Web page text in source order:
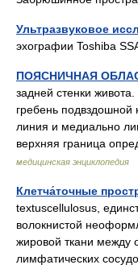
Ультразвуковое
эхографии Toshiba
ПОЯСНИЧНАЯ
задней стенки
гребень
линия и медиально
верхняя граница
медицинская энциклопедия
Клетча́точные
textuscellulosus,
волокнистой
жировой ткани между
лимфатических